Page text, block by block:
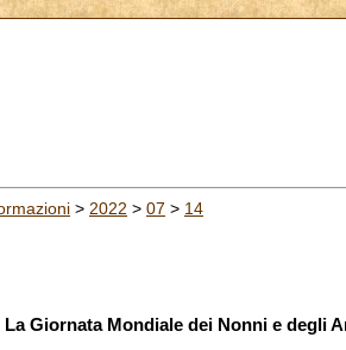
> 2022 > 07 > 14
La Giornata Mondiale dei Nonni e degli